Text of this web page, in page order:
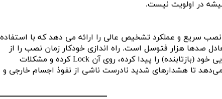
در اولویت نیست.
سریع و عملکرد تشخیص عالی را ارائه می دهد که با استفاده
صدها هزار فتوسل است. راه اندازی خودکار زمان نصب را از
هدف شناسایی خود (بازتابنده) را پیدا کرده، روی آن Lock کرده و مشکلات
تا هشدارهای شدید نادرست ناشی از نفوذ اجسام خارجی و